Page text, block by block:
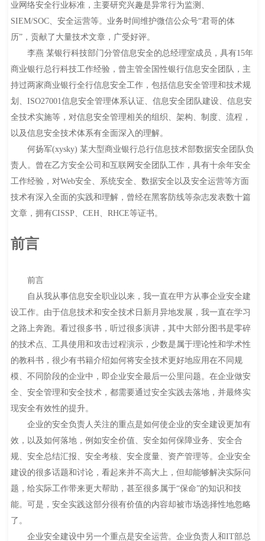
业网络安全行业标准，主要研究兴趣是异常行为监测、
SIEM/SOC、安全运营等。业务时间维护微信公众号“君哥的体
历”，贡献了大量技术文章，广受好评。
李燕 某银行科技部门分管信息安全的总经理室成员，具有15年
商业银行总行科技工作经验，曾主管全国性银行信息安全团队，主
持过两家商业银行全行信息安全工作，包括信息安全管理和技术规
划、ISO27001信息安全管理体系认证、信息安全团队建设、信息安
全技术实施等，对信息安全管理相关的组织、架构、制度、流程，
以及信息安全技术体系有全面深入的理解。
何扬军(xysky) 某大型商业银行总行信息技术部数据安全团队负
责人。曾在乙方安全公司和互联网安全团队工作，具有十余年安全
工作经验，对Web安全、系统安全、数据安全以及安全运营等方面
技术有深入全面的实践和理解，曾经在黑客防线等杂志发表数十篇
文章，拥有CISSP、CEH、RHCE等证书。
前言
前言
自从我从事信息安全职业以来，我一直在甲方从事企业安全建
设工作。由于信息技术和安全技术日新月异地发展，我一直在学习
之路上奔跑。看过很多书，听过很多演讲，其中大部分图书是零碎
的技术点、工具使用和攻击过程演示，少数是属于理论性和学术性
的教科书，很少有书籍介绍如何将安全技术更好地应用在不同规
模、不同阶段的企业中，即企业安全最后一公里问题。在企业做安
全、安全管理和安全技术，都需要通过安全实践去落地，并最终实
现安全有效性的提升。
企业的安全负责人关注的重点是如何使企业的安全建设更加有
效，以及如何落地，例如安全价值、安全如何保障业务、安全合
规、安全总结汇报、安全考核、安全度量、资产管理等。企业安全
建设的很多话题和讨论，看起来并不高大上，但却能够解决实际问
题，给实际工作带来更大帮助，甚至很多属于“保命”的知识和技
能。可是，安全实践这部分很有价值的内容却被市场选择性地忽略
了。
企业安全建设中另一个重点是安全运营。企业负责人和IT部总